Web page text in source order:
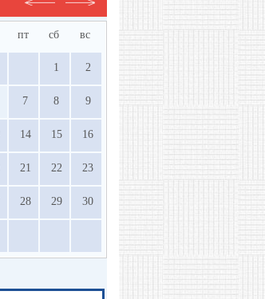
пт сб вс
1 2
7 8 9
14 15 16
21 22 23
28 29 30